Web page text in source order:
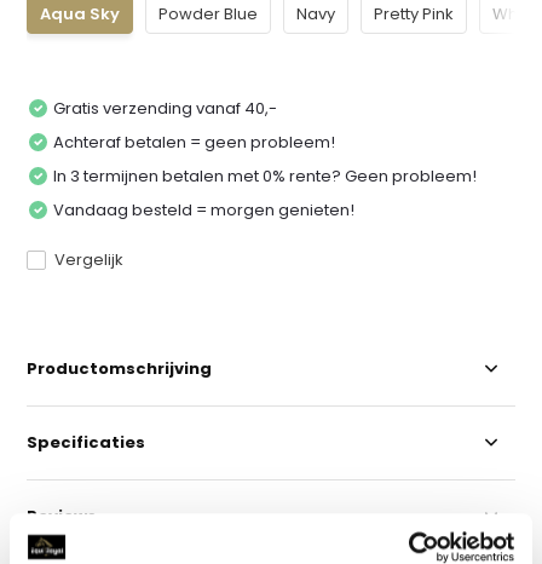
Aqua Sky Powder Blue Navy Pretty Pink White
Gratis verzending vanaf 40,-
Achteraf betalen = geen probleem!
In 3 termijnen betalen met 0% rente? Geen probleem!
Vandaag besteld = morgen genieten!
Vergelijk
Productomschrijving
Specificaties
Reviews